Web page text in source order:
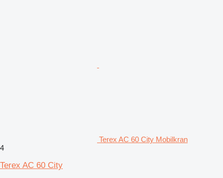
Terex AC 60 City Mobilkran
4
Terex AC 60 City